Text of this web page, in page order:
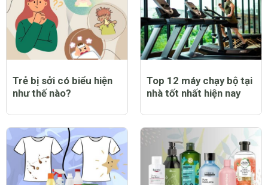
Trẻ bị sởi có biểu hiện
như thế nào?
Top 12 máy chạy bộ tại
nhà tốt nhất hiện nay